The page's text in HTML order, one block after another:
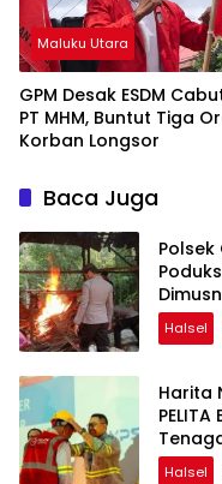
Maluku Utara
GPM Desak ESDM
PT MHM, Buntut Tiga
Korban Longsor
Baca Juga
Polsek
Halsel
Harita
Halsel